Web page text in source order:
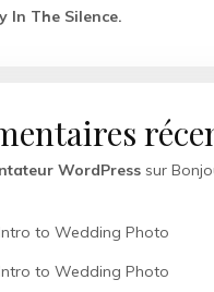
In The Silence.
WordPress sur
to Wedding Photo
to Wedding Photo